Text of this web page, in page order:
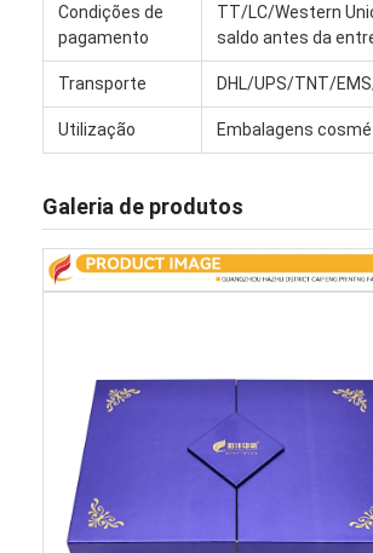
Sobre nós
Visita à fábrica
Controle de qualidade
Notícias
Caixa de empacotamento cosmética
Caixa de embalagem de eletrônicos
sacos de papel do presente
Caixa de presente rígida
Condições de
pagamento
TT/LC/Western
saldo antes da
Transporte DHL/UPS/TNT/
Utilização Embalagens
Galeria de produtos